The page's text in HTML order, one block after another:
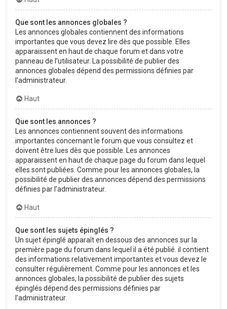
Que sont les annonces globales ?
Les annonces globales contiennent des informations
importantes que vous devez lire dès que possible. Elles
apparaissent en haut de chaque forum et dans votre
panneau de l’utilisateur. La possibilité de publier des
annonces globales dépend des permissions définies par
l’administrateur.
Haut
Que sont les annonces ?
Les annonces contiennent souvent des informations
importantes concernant le forum que vous consultez et
doivent être lues dès que possible. Les annonces
apparaissent en haut de chaque page du forum dans lequel
elles sont publiées. Comme pour les annonces globales, la
possibilité de publier des annonces dépend des permissions
définies par l’administrateur.
Haut
Que sont les sujets épinglés ?
Un sujet épinglé apparaît en dessous des annonces sur la
première page du forum dans lequel il a été publié. il contient
des informations relativement importantes et vous devez le
consulter régulièrement. Comme pour les annonces et les
annonces globales, la possibilité de publier des sujets
épinglés dépend des permissions définies par
l’administrateur.